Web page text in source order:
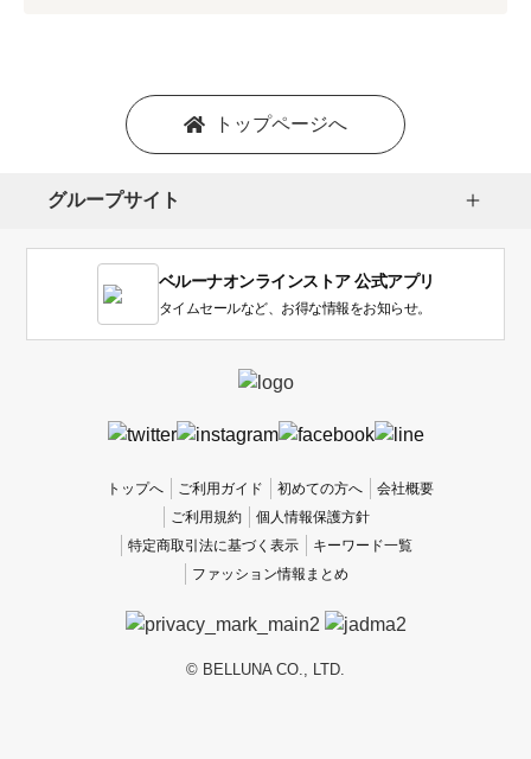
い
トップページへ
グループサイト
ベルーナオンラインストア 公式アプリ
タイムセールなど、お得な情報をお知らせ。
トップへ ご利用ガイド 初めての方へ
会社概要
ご利用規約
個人情報保護方針
特定商取引法に基づく表示
キーワード一覧
ファッション情報まとめ
© BELLUNA CO., LTD.